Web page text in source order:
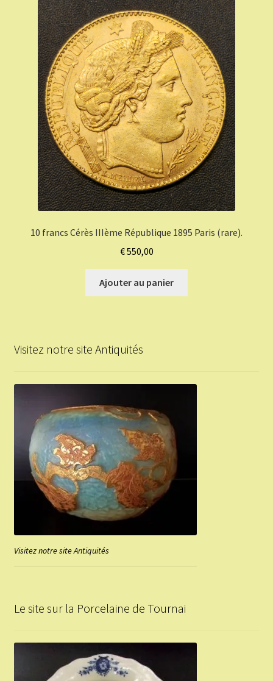
10 francs Cérès IIIème République 1895 Paris (rare).
€550,00
Ajouter au panier
Visitez notre site Antiquités
Visitez notre site Antiquités
Le site sur la Porcelaine de Tournai